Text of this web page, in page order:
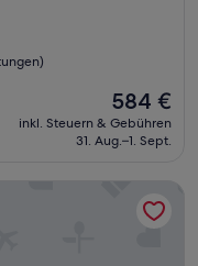
Der
Preis
beträgt
584 €
inkl. Steuern & Gebühren
31. Aug.–1. Sept.